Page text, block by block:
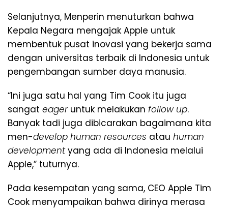
Selanjutnya, Menperin menuturkan bahwa
Kepala Negara mengajak Apple untuk
membentuk pusat inovasi yang bekerja sama
dengan universitas terbaik di Indonesia untuk
pengembangan sumber daya manusia.
“Ini juga satu hal yang Tim Cook itu juga
sangat eageruntuk melakukan follow up.
Banyak tadi juga dibicarakan bagaimana kita
men-develop human resources atau human
developmentyang ada di Indonesia melalui
Apple,” tuturnya.
Pada kesempatan yang sama, CEO Apple Tim
Cook menyampaikan bahwa dirinya merasa